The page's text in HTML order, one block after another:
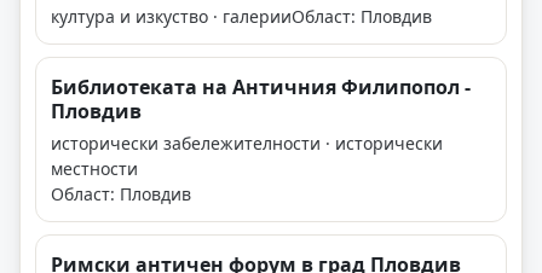
култура и изкуство · галерииОбласт: Пловдив
Библиотеката на Античния Филипопол -
Пловдив
исторически забележителности · исторически
местности
Област: Пловдив
Римски античен форум в град Пловдив